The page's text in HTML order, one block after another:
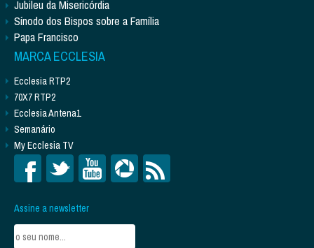
Jubileu da Misericórdia
Sínodo dos Bispos sobre a Família
Papa Francisco
MARCA ECCLESIA
Ecclesia RTP2
70X7 RTP2
Ecclesia Antena1
Semanário
My Ecclesia TV
Assine a newsletter